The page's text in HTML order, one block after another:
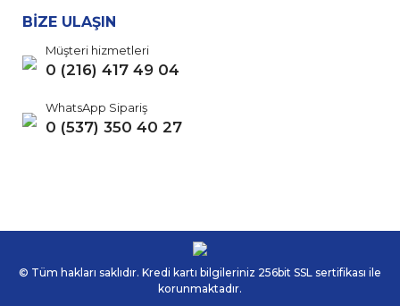
BİZE ULAŞIN
Müşteri hizmetleri
0 (216) 417 49 04
WhatsApp Sipariş
0 (537) 350 40 27
© Tüm hakları saklıdır. Kredi kartı bilgileriniz 256bit SSL sertifikası ile
korunmaktadır.